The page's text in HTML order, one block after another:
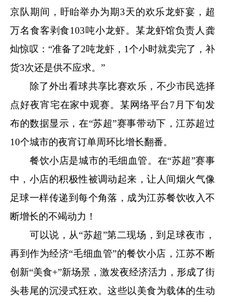
京队期间，盱眙举办为期3天的欢乐龙虾宴，超
万名食客剥食103吨小龙虾。某龙虾馆负责人龚
灿惊叹：“准备了2吨龙虾，1个小时就卖完了，补
货3次还是供不应求。”
除了外出看球共享比赛欢乐，不少市民选择
点好夜宵宅在家中观赛。某网络平台7月下旬发
布的数据显示，在“苏超”赛事带动下，江苏超过
10个城市的夜宵订单周环比增长翻番。
餐饮小店是城市的毛细血管。在“苏超”赛事
中，小店的积极性被调动起来，让人间烟火气像
足球一样传递到每个角落，成为江苏餐饮收入不
断增长的不竭动力！
可以说，从“苏超”第二现场，到足球夜市，
再到作为经济“毛细血管”的餐饮小店，江苏不断
创新“美食+”新场景，激发夜经济活力，形成了街
头巷尾的沉浸式狂欢。这些以美食为载体的生动